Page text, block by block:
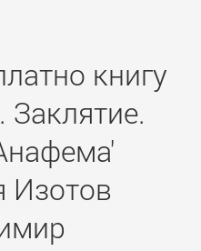
книгу
Заклятие.
Изотов